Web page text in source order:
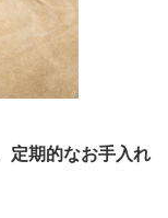
定期的なお手入れ